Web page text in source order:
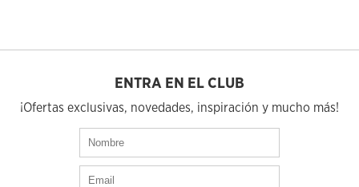
ENTRA EN EL CLUB
¡Ofertas exclusivas, novedades, inspiración y mucho más!